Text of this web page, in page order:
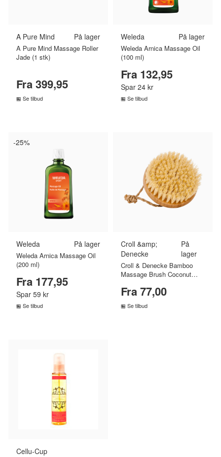
A Pure Mind På lager
A Pure Mind Massage Roller
Jade (1 stk)
Fra 399,95
Se tilbud
Weleda På lager
Weleda Arnica Massage Oil
(100 ml)
Fra 132,95
Spar 24 kr
Se tilbud
-25%
Weleda På lager
Weleda Arnica Massage Oil
(200 ml)
Fra 177,95
Spar 59 kr
Se tilbud
Croll &amp;
Denecke
På
lager
Croll & Denecke Bamboo
Massage Brush Coconut
Fra 77,00
Se tilbud
Cellu-Cup